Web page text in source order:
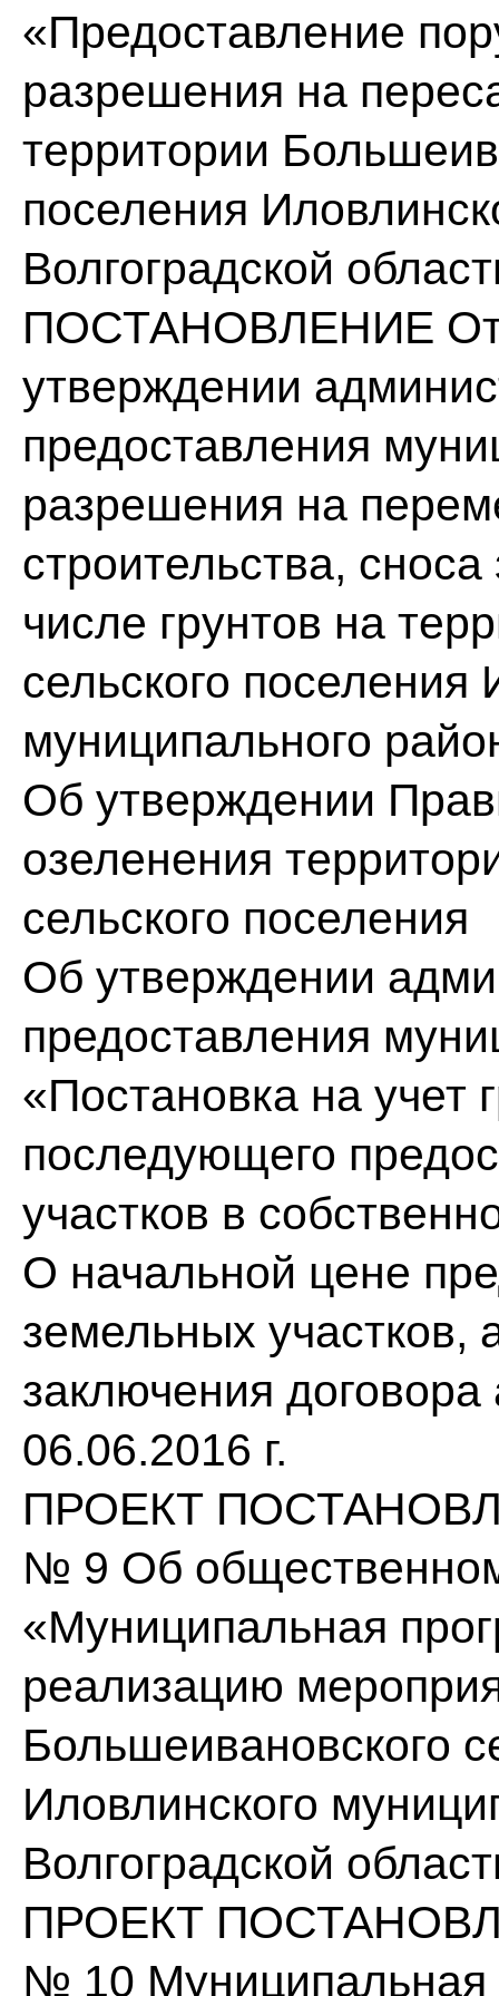
«Предоставление
разрешения на
территории
поселения
Волгоградской
ПОСТАНОВЛЕНИЕ От
утверждении
предоставления
разрешения на
строительства,
числе грунтов на
сельского поселения
муниципального
Об утверждении
озеленения
сельского поселения
Об утверждении
предоставления
«Постановка на учет
последующего
участков в
О начальной цене
земельных участков,
заключения
06.06.2016 г.
ПРОЕКТ
№ 9 Об
«Муниципальная
реализацию
Большеивановского
Иловлинского
Волгоградской
ПРОЕКТ
№ 10 Муниципальная